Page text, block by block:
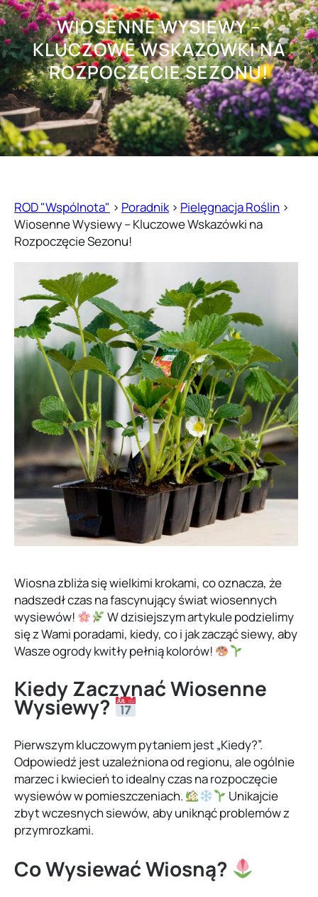
WIOSENNE WYSIEWY –
KLUCZOWE WSKAZÓWKI NA
ROZPOCZĘCIE SEZONU!
ROD "Wspólnota" > Poradnik> Pielęgnacja Roślin >
Wiosenne Wysiewy – Kluczowe Wskazówki na
Rozpoczęcie Sezonu!
Wiosna zbliża się wielkimi krokami, co oznacza, że
nadszedł czas na fascynujący świat wiosennych
wysiewów!
W dzisiejszym artykule podzielimy
się z Wami poradami, kiedy, co i jak zacząć siewy, aby
Wasze ogrody kwitły pełnią kolorów!
Kiedy Zaczynać Wiosenne
Wysiewy?
Pierwszym kluczowym pytaniem jest „Kiedy?”.
Odpowiedź jest uzależniona od regionu, ale ogólnie
marzec i kwiecień to idealny czas na rozpoczęcie
wysiewów w pomieszczeniach.
Unikajcie
zbyt wczesnych siewów, aby uniknąć problemów z
przymrozkami.
Co Wysiewać Wiosną?